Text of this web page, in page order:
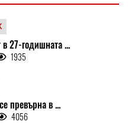
27-годишната ...
1935
превърна в ...
4056